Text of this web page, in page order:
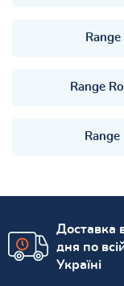
Range
Range
Доставка
дня по
Україні